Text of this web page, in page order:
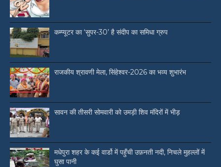
कम्प्यूटर का ‘सुपर-30’ है संदीप का समिधा ग्रुप
राजकीय श्रावणी मेला, सिंहेश्वर-2026 का भव्य शुभारंभ
सावन की तीसरी सोमवारी को उमड़ी शिव मंदिरों में भीड़
मधेपुरा शहर के कई वार्डो में पहुँची उफ़नती नदी, निचले मुहल्लों में
घुसा पानी